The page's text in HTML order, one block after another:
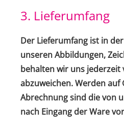
3. Lieferumfang
Der Lieferumfang ist in
unseren Abbildungen,
behalten wir uns jederzeit
abzuweichen. Werden
Abrechnung sind die von
nach Eingang der Ware